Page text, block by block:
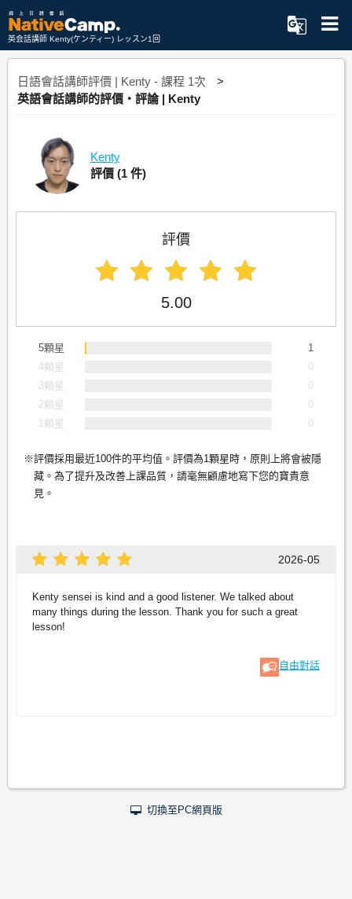
英会話講師 Kenty(ケンティー) レッスン1回
日語會話講師評價 | Kenty - 課程 1次
英語會話講師的評價・評論 | Kenty
Kenty
評價 (1 件)
評價
5.00
5顆星
1
4顆星
0
3顆星
0
2顆星
0
1顆星
0
評價採用最近100件的平均值。評價為1顆星時，原則上將會被隱
藏。為了提升及改善上課品質，請毫無顧慮地寫下您的寶貴意
見。
2026-05
Kenty sensei is kind and a good listener. We talked about
many things during the lesson. Thank you for such a great
lesson!
自由對話
切換至PC網頁版